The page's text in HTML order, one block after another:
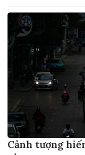
Cảnh tượng